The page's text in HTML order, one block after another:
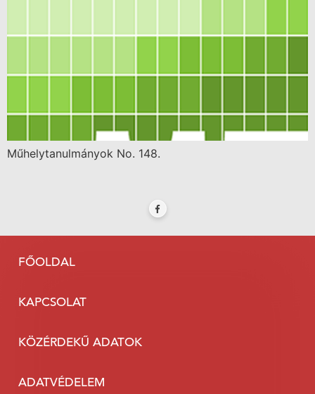
Műhelytanulmányok No. 148.
FŐOLDAL
KAPCSOLAT
KÖZÉRDEKŰ ADATOK
ADATVÉDELEM